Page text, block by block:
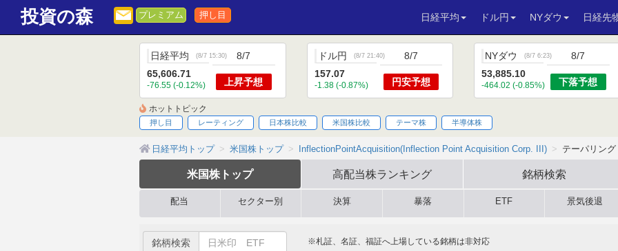
投資の森 プレミアム 押し目 日経平均 ドル円 NYダウ 日経先
日経平均 (8/7 15:30)
65,606.71
-76.55 (-0.12%)
8/7
上昇予想
ドル円 (8/7 21:40)
157.07
-1.38 (-0.87%)
8/7
円安予想
NYダウ (8/7 6:23)
53,885.10
-464.02 (-0.85%)
8/7
下落予想
ホットトピック
押し目 レーティング 日本株比較 米国株比較 テーマ株 半導体株
日経平均トップ 米国株トップ InflectionPointAcquisition(Inflection Point Acquisition Corp. III) テーパリング
米国株 トップ 高配当株ランキング 銘柄検索
配当 セクター別 決算 暴落 ETF 景気後退
銘柄検索 ※札証、名証、福証へ上場している銘柄は非対応